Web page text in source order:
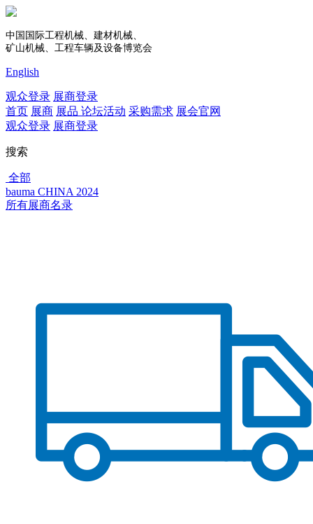
中国国际工程机械、建材机械、
矿山机械、工程车辆及设备博览会
English
观众登录 展商登录
首页 展商 展品 论坛活动 采购需求 展会官网
观众登录 展商登录
搜索
全部
bauma CHINA 2024
所有展商名录